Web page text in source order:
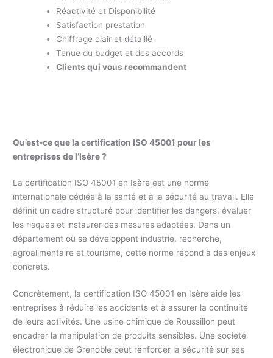
Réactivité et Disponibilité
Satisfaction prestation
Chiffrage clair et détaillé
Tenue du budget et des accords
Clients qui vous recommandent
Qu’est-ce que la certification ISO 45001 pour les
entreprises de l’Isère ?
La certification ISO 45001 en Isère est une norme
internationale dédiée à la santé et à la sécurité au travail. Elle
définit un cadre structuré pour identifier les dangers, évaluer
les risques et instaurer des mesures adaptées. Dans un
département où se développent industrie, recherche,
agroalimentaire et tourisme, cette norme répond à des enjeux
concrets.
Concrètement, la certification ISO 45001 en Isère aide les
entreprises à réduire les accidents et à assurer la continuité
de leurs activités. Une usine chimique de Roussillon peut
encadrer la manipulation de produits sensibles. Une société
électronique de Grenoble peut renforcer la sécurité sur ses